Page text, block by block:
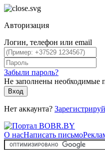
Авторизация
Логин, телефон или email
Забыли пароль?
Не заполнены необходимые
Вход
Нет аккаунта?
О насНаписать письмо